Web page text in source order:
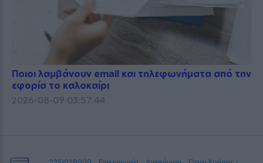
Ποιοι λαμβάνουν email και τηλεφωνήματα από την
εφορία το καλοκαίρι
2026-08-09 03:57:44